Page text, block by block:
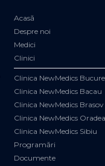
Acasă
Despre noi
Medici
Clinici
Clinica NewMedics
Clinica NewMedics Bacau
Clinica NewMedics Brasov
Clinica NewMedics Oradea
Clinica NewMedics Sibiu
Programări
Documente